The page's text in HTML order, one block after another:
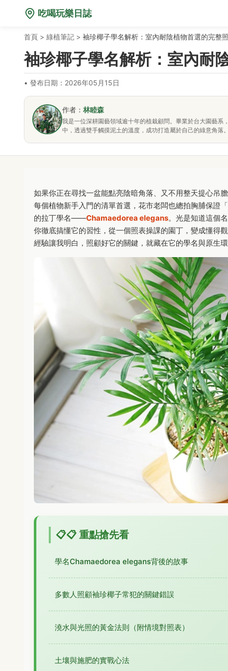
吃喝玩樂日誌
首頁 > 綠植筆記 > 袖珍椰子學名解析：室內耐陰植物首選的完整
袖珍椰子學名解析：室內耐
• 發布日期：2026年05月15日
作者： 林睦森
我是一位深耕園藝領域逾十年的植栽顧問。畢業於台大園藝
中，透過雙手觸摸泥土的溫度，成功打造屬於自己的綠意角落。
如果你正在尋找一盆能點亮陰暗角落、又不用整天提心吊
每個植物新手入門的清單首選，花市老闆也總拍胸脯保證
的拉丁學名——Chamaedorea elegans。光是知道這個
你徹底搞懂它的習性，從一個照表操課的園丁，變成懂得
經驗讓我明白，照顧好它的關鍵，就藏在它的學名與原生環
📋 重點搶先看
學名Chamaedorea elegans背後的故事
多數人照顧袖珍椰子常犯的關鍵錯誤
澆水與光照的黃金法則（附情境對照表）
土壤與施肥的實戰心法